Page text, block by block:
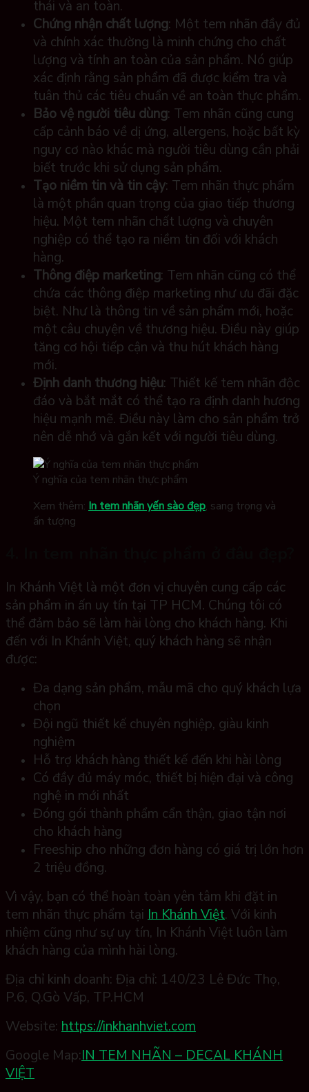
thái và an toàn.
Chứng nhận chất lượng: Một tem nhãn đầy đủ
và chính xác thường là minh chứng cho chất
lượng và tính an toàn của sản phẩm. Nó giúp
xác định rằng sản phẩm đã được kiểm tra và
tuân thủ các tiêu chuẩn về an toàn thực phẩm.
Bảo vệ người tiêu dùng: Tem nhãn cũng cung
cấp cảnh báo về dị ứng, allergens, hoặc bất kỳ
nguy cơ nào khác mà người tiêu dùng cần phải
biết trước khi sử dụng sản phẩm.
Tạo niềm tin và tin cậy: Tem nhãn thực phẩm
là một phần quan trọng của giao tiếp thương
hiệu. Một tem nhãn chất lượng và chuyên
nghiệp có thể tạo ra niềm tin đối với khách
hàng.
Thông điệp marketing: Tem nhãn cũng có thể
chứa các thông điệp marketing như ưu đãi đặc
biệt. Như là thông tin về sản phẩm mới, hoặc
một câu chuyện về thương hiệu. Điều này giúp
tăng cơ hội tiếp cận và thu hút khách hàng
mới.
Định danh thương hiệu: Thiết kế tem nhãn độc
đáo và bắt mắt có thể tạo ra định danh hương
hiệu mạnh mẽ. Điều này làm cho sản phẩm trở
nên dễ nhớ và gắn kết với người tiêu dùng.
Ý nghĩa của tem nhãn thực phẩm
Xem thêm: In tem nhãn yến sào đẹp, sang trọng và
ấn tượng
In Khánh Việt là một đơn vị chuyên cung cấp các
sản phẩm in ấn uy tín tại TP HCM. Chúng tôi có
thể đảm bảo sẽ làm hài lòng cho khách hàng. Khi
đến với In Khánh Việt, quý khách hàng sẽ nhận
được:
Đa dạng sản phẩm, mẫu mã cho quý khách lựa
chọn
Đội ngũ thiết kế chuyên nghiệp, giàu kinh
nghiệm
Hỗ trợ khách hàng thiết kế đến khi hài lòng
Có đầy đủ máy móc, thiết bị hiện đại và công
nghệ in mới nhất
Đóng gói thành phẩm cẩn thận, giao tận nơi
cho khách hàng
Freeship cho những đơn hàng có giá trị lớn hơn
2 triệu đồng.
Vì vậy, bạn có thể hoàn toàn yên tâm khi đặt in
tem nhãn thực phẩm tại In Khánh Việt. Với kinh
nhiệm cũng như sự uy tín, In Khánh Việt luôn làm
khách hàng của mình hài lòng.
Địa chỉ kinh doanh: Địa chỉ: 140/23 Lê Đức Thọ,
P.6, Q.Gò Vấp, TP.HCM
Website: https://inkhanhviet.com
Google Map:IN TEM NHÃN – DECAL KHÁNH
VIỆT